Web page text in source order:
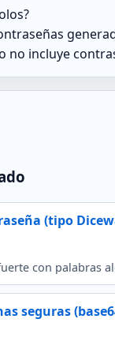
no incluye
(tipo
con palabras
seguras